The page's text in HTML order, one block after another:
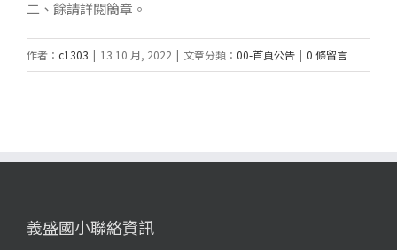
二、餘請詳閱簡章。
作者： c1303 | 13 10 月, 2022 | 文章分類： 00-首頁公告 | 0 條留言
義盛國小聯絡資訊